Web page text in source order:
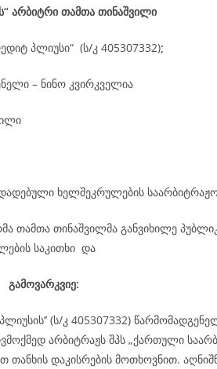
არბიტრი თამთა თინაშვილი
პლიუსი“ (ს/კ 405307332);
– ნინო კვირკველია
ხელშეკრულების
თამთა თინაშვილმა განვიხილე
საკითხი და
გამოვარკვიე:
(ს/კ 405307332)
არბიტრაჟს შპს „ქართული
თანხის დაკისრების მოთხოვნით.